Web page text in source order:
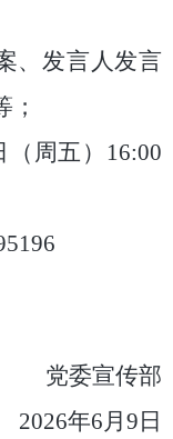
、发言人发言
（周五） 16:00
党委宣传部
2026年6月 9 日